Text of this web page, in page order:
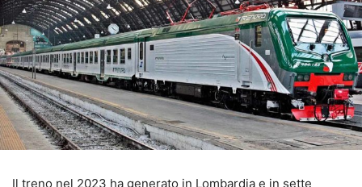
Il treno nel 2023 ha generato in Lombardia e in sette